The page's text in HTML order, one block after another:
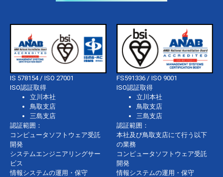
IS 578154 / ISO 27001
ISO認証取得
立川本社
鳥取支店
三島支店
認証範囲：
コンピュータソフトウェア受託
開発
システムエンジニアリングサー
ビス
情報システムの運用・保守
FS591336 / ISO 9001
ISO認証取得
立川本社
鳥取支店
三島支店
認証範囲：
本社及び鳥取支店にて行う以下
の業務
コンピュータソフトウェア受託
開発
情報システムの運用・保守